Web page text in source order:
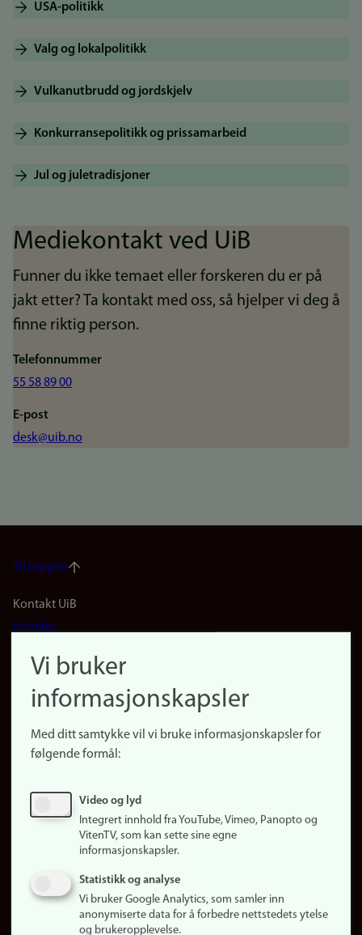
USA-politikk
Valg og lokalpolitikk
Vulkanutbrudd og jordskjelv
Konkurransepolitikk og prissamarbeid
Jul og juletradisjoner
Mediekontakt ved UiB
Funner du ikke temaet eller forskeren du er på
jakt etter? Ta kontakt med oss, så hjelper vi deg å
finne riktig person.
Telefonnummer
55 58 89 00
E-post
desk@uib.no
Til toppen
Footer
(no)
Kontakt UiB
Kontakt
Finn forsker
Presse
Finn studier
Ledige stillinger
Om nettstedet
Informasjonskapsler
Vi bruker
informasjonskapsler
Med ditt samtykke vil vi bruke informasjonskapsler for
følgende formål:
Video og lyd
Integrert innhold fra YouTube, Vimeo, Panopto og
VitenTV, som kan sette sine egne
informasjonskapsler.
Statistikk og analyse
Vi bruker Google Analytics, som samler inn
anonymiserte data for å forbedre nettstedets ytelse
og brukeropplevelse.